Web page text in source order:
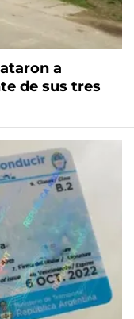
a
de sus tres